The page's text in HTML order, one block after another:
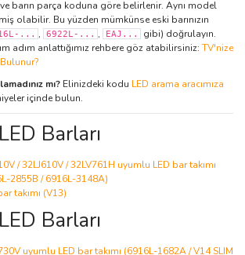
barın parça koduna göre belirlenir. Aynı model
olabilir. Bu yüzden mümkünse eski barınızın
... , 6922L-... , EAJ...
gibi) doğrulayın.
adım anlattığımız rehbere göz atabilirsiniz: TV'nize
mı? Elinizdeki kodu LED arama aracımıza
içinde bulun.
Barları
/ 32LJ610V / 32LV761H uyumlu LED bar takımı
2855B / 6916L-3148A)
takımı (V13)
Barları
uyumlu LED bar takımı (6916L-1682A / V14 SLIM